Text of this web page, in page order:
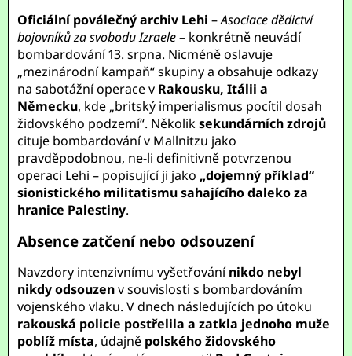
Oficiální poválečný archiv Lehi –Asociace dědictví
bojovníků za svobodu Izraele– konkrétně neuvádí
bombardování 13. srpna. Nicméně oslavuje
„mezinárodní kampaň“ skupiny a obsahuje odkazy
na sabotážní operace v Rakousku, Itálii a
Německu, kde „britský imperialismus pocítil dosah
židovského podzemí“. Několiksekundárních zdrojů
cituje bombardování v Mallnitzu jako
pravděpodobnou, ne-li definitivně potvrzenou
operaci Lehi – popisující ji jako „dojemný příklad“
sionistického militatismu sahajícího daleko za
hranice Palestiny.
Absence zatčení nebo odsouzení
Navzdory intenzivnímu vyšetřovánínikdo nebyl
nikdy odsouzenv souvislosti s bombardováním
vojenského vlaku. V dnech následujících po útoku
rakouská policie postřelila a zatkla jednoho muže
poblíž místa, údajně polského židovského